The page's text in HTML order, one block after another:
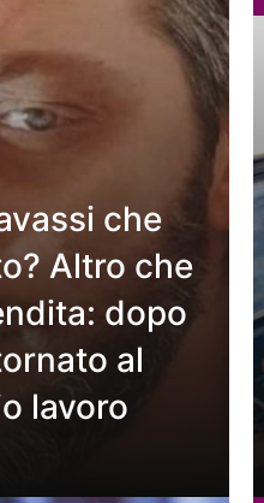
che
Altro che
dopo
al
lavoro